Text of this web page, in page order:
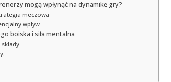
mogą wpłynąć na dynamikę gry?
meczowa
wpływ
boiska i siła mentalna